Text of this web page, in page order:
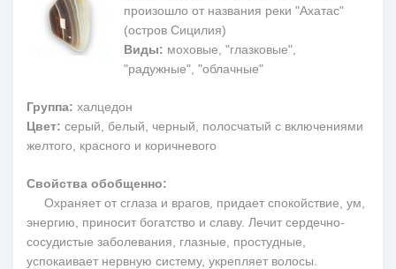
произошло от названия реки "Ахатас"
(остров Сицилия)
Виды: моховые, "глазковые",
"радужные", "облачные"
Группа: халцедон
Цвет: серый, белый, черный, полосчатый с включениями
желтого, красного и коричневого
Свойства обобщенно:
Охраняет от сглаза и врагов, придает спокойствие, ум,
энергию, приносит богатство и славу. Лечит сердечно-
сосудистые заболевания, глазные, простудные,
успокаивает нервную систему, укрепляет волосы.